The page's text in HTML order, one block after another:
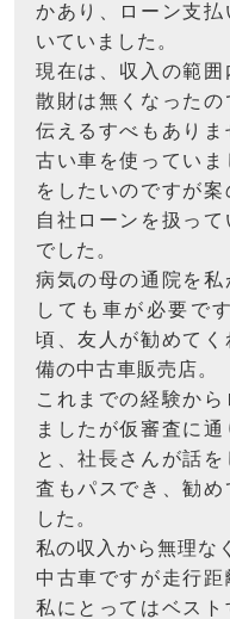
かあり、ローン支
いていました。
現在は、収入の範
散財は無くなった
伝えるすべもあり
古い車を使っていま
をしたいのですが案
自社ローンを扱っ
でした。
病気の母の通院を私
しても車が必要で
頃、友人が勧めて
備の中古車販売店。
これまでの経験か
ましたが仮審査に
と、社長さんが話
査もパスでき、勧め
した。
私の収入から無理な
中古車ですが走行
私にとってはベス